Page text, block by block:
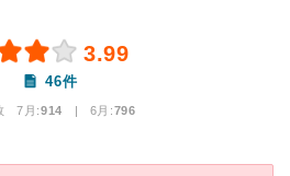
3.99
46件
7月:914 | 6月:796